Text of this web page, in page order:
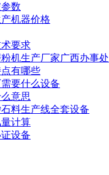
参数
机器价格
要求
机生产厂家广西办事处
有哪些
要什么设备
意思
料生产线全套设备
计算
设备